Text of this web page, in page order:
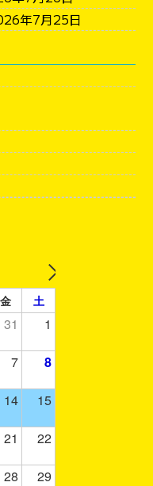
年7月25日
金 土
31 1
7 8
14 15
21 22
28 29